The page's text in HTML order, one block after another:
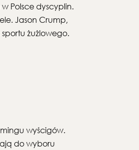
Polsce dyscyplin.
Jason Crump,
sportu żużlowego.
wyścigów.
do wyboru